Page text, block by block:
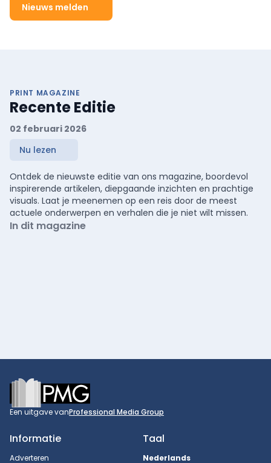
Nieuws melden
PRINT MAGAZINE
Recente Editie
02 februari 2026
Nu lezen
Ontdek de nieuwste editie van ons magazine, boordevol
inspirerende artikelen, diepgaande inzichten en prachtige
visuals. Laat je meenemen op een reis door de meest
actuele onderwerpen en verhalen die je niet wilt missen.
In dit magazine
Footer
Een uitgave vanProfessional Media Group
Informatie
Adverteren
Taal
Nederlands